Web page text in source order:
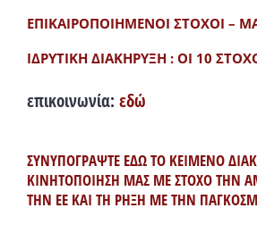
ΕΠΙΚΑΙΡΟΠΟΙΗΜΕΝΟΙ ΣΤΟΧΟΙ –
ΙΔΡΥΤΙΚΗ ΔΙΑΚΗΡΥΞΗ : ΟΙ 10
επικοινωνία: εδώ
ΣΥΝΥΠΟΓΡΑΨΤΕ ΕΔΩ ΤΟ ΚΕΙΜΕΝΟ
ΚΙΝΗΤΟΠΟΙΗΣΗ ΜΑΣ ΜΕ ΣΤΟΧΟ ΤΗΝ
ΤΗΝ ΕΕ ΚΑΙ ΤΗ ΡΗΞΗ ΜΕ ΤΗΝ